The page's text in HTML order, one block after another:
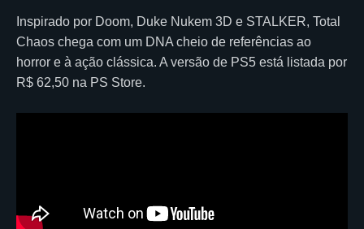
Inspirado por Doom, Duke Nukem 3D e STALKER, Total
Chaos chega com um DNA cheio de referências ao
horror e à ação clássica. A versão de PS5 está listada por
R$ 62,50 na PS Store.